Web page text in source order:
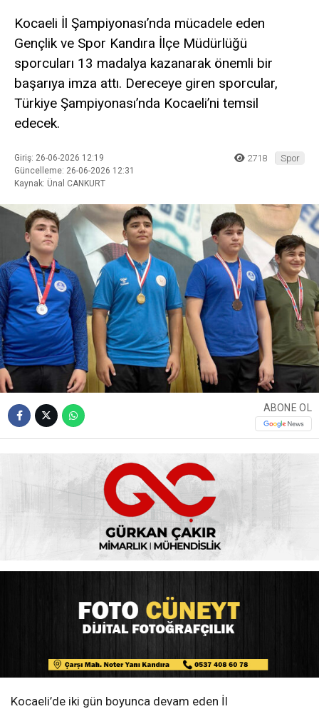
Kocaeli İl Şampiyonası’nda mücadele eden
Gençlik ve Spor Kandıra İlçe Müdürlüğü
sporcuları 13 madalya kazanarak önemli bir
başarıya imza attı. Dereceye giren sporcular,
Türkiye Şampiyonası’nda Kocaeli’ni temsil
edecek.
Giriş: 26-06-2026 12:19
Güncelleme: 26-06-2026 12:31
Kaynak: Ünal CANKURT
2718 Spor
ABONE OL
Kocaeli’de iki gün boyunca devam eden İl